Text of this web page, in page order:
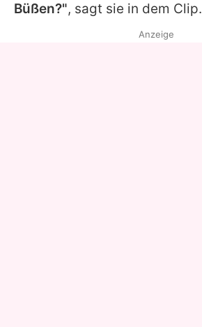
Utiq verwalten
Büßen?", sagt sie in dem Clip.
Anzeige